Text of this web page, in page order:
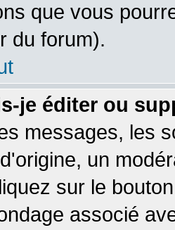
que vous
du forum).
je éditer ou
messages, les
un
sur le
associé